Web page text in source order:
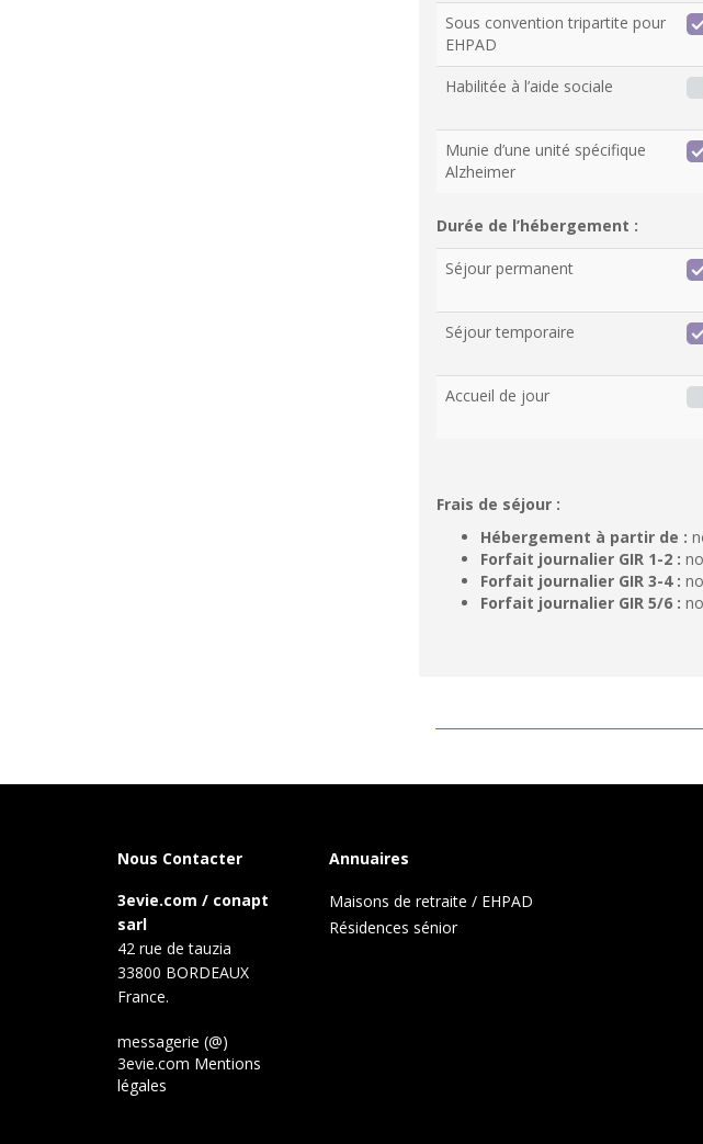
Sous convention tripartite pour
EHPAD
Habilitée à l’aide sociale
Munie d’une unité spécifique
Alzheimer
Durée de l’hébergement :
Séjour permanent
Séjour temporaire
Accueil de jour
Frais de séjour :
Hébergement à partir de :
Forfait journalier GIR 1-2 :
Forfait journalier GIR 3-4 :
Forfait journalier GIR 5/6 :
Nous Contacter
3evie.com / conapt
sarl
42 rue de tauzia
33800 BORDEAUX
France.
messagerie (@)
3evie.com Mentions
légales
Annuaires
Maisons de retraite / EHPAD
Résidences sénior